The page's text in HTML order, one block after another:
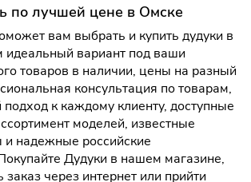
по лучшей цене в Омске
вам выбрать и купить дудуки в
идеальный вариант под ваши
товаров в наличии, цены на разный
консультация по товарам,
к каждому клиенту, доступные
моделей, известные
надежные российские
Дудуки в нашем магазине,
через интернет или прийти